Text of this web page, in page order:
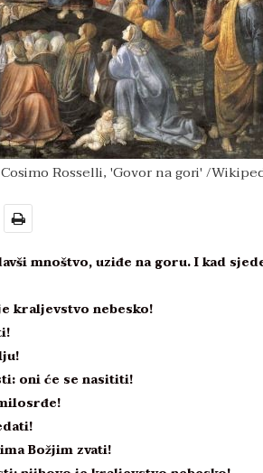
Cosimo Rosselli, 'Govor na gori' /
mnoštvo, uziđe na goru. I kad
kraljevstvo nebesko!
oni će se nasititi!
Božjim zvati!